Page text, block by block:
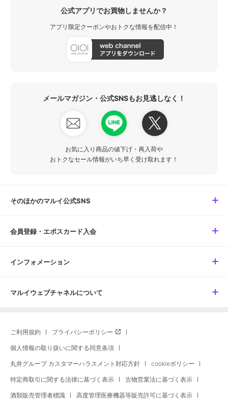
公式アプリでお買物しませんか？
アプリ限定クーポンやおトクな情報を配信中！
メールマガジン・公式SNSもお見逃しなく！
お気に入り商品の値下げ・再入荷や
おトクなセール情報がいち早く受け取れます！
そのほかのマルイ公式SNS
会員登録・エポスカード入会
インフォメーション
マルイウェブチャネルについて
ご利用規約 プライバシーポリシー
個人情報の取り扱いに関する同意条項
丸井グループ カスタマーハラスメント対応方針 cookieポリシー
特定商取引に関する法律に基づく表示 古物営業法に基づく表示
酒類販売管理者標識 高度管理医療機器等販売許可に基づく表示